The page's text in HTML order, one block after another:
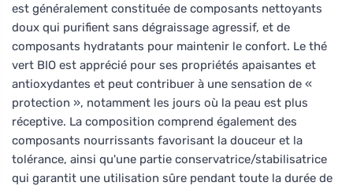
est généralement constituée de composants nettoyants
doux qui purifient sans dégraissage agressif, et de
composants hydratants pour maintenir le confort. Le thé
vert BIO est apprécié pour ses propriétés apaisantes et
antioxydantes et peut contribuer à une sensation de «
protection », notamment les jours où la peau est plus
réceptive. La composition comprend également des
composants nourrissants favorisant la douceur et la
tolérance, ainsi qu'une partie conservatrice/stabilisatrice
qui garantit une utilisation sûre pendant toute la durée de